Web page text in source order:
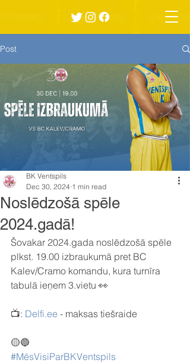
Post
Noslēdzošā spēle
2024.gadā!
BK Ventspils
Dec 30, 2024 1 min read
Šovakar 2024.gada noslēdzošā spēle
plkst. 19.00 izbraukumā pret BC
Kalev/Cramo komandu, kura turnīra
tabulā ieņem 3.vietu 👀
📺: Delfi.ee - maksas tiešraide
🟡🔵
#MēsVisiParBKVentspils